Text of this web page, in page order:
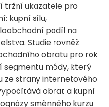
tržní ukazatele pro
kupní sílu,
podíl na
Studie rovněž
obratu pro rok
segmentu módy, který
ze strany internetového
obrat a kupní
směnného kurzu